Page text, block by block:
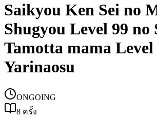
Saikyou Ken Sei no
Shugyou Level 99 no
Tamotta mama
Yarinaosu
ONGOING
8 ครั้ง